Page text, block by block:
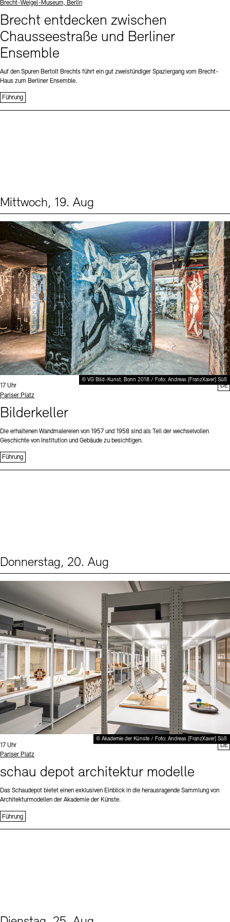
Standort
Brecht-Weigel-Museum, Berlin
Brecht entdecken zwischen
Chausseestraße und Berliner
Ensemble
Auf den Spuren Bertolt Brechts führt ein gut zweistündiger Spaziergang vom Brecht-
Haus zum Berliner Ensemble.
Führung
Mittwoch, 19. Aug
© VG Bild-Kunst, Bonn 2018 / Foto: Andreas [FranzXaver] Süß
Uhrzeit:
17 Uhr
Standort
Pariser Platz
Bilderkeller
Die erhaltenen Wandmalereien von 1957 und 1958 sind als Teil der wechselvollen
Geschichte von Institution und Gebäude zu besichtigen.
Führung
DE
Donnerstag, 20. Aug
© Akademie der Künste / Foto: Andreas [FranzXaver] Süß
Uhrzeit:
17 Uhr
Standort
Pariser Platz
schau depot architektur modelle
Das Schaudepot bietet einen exklusiven Einblick in die herausragende Sammlung von
Architekturmodellen der Akademie der Künste.
Führung
DE